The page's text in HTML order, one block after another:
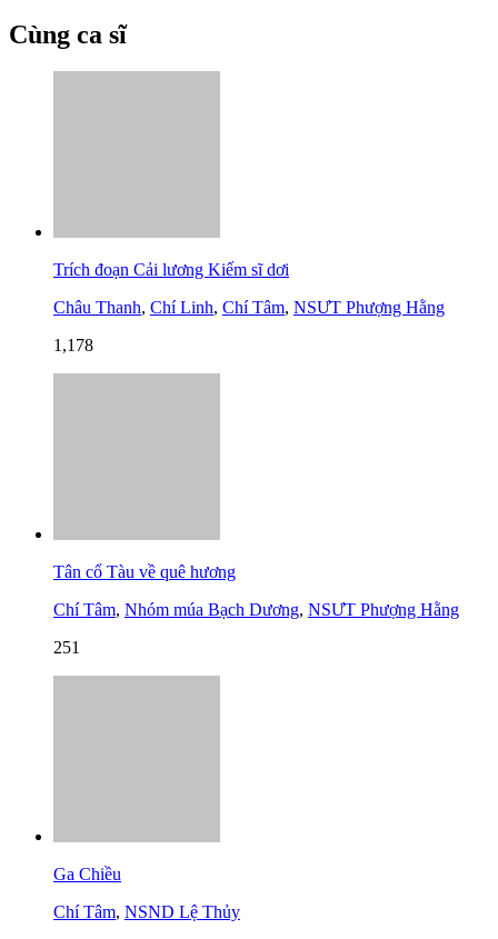
Cùng ca sĩ
Trích đoạn Cải lương Kiếm sĩ dơi
Châu Thanh, Chí Linh, Chí Tâm, NSƯT Phượng Hằng
1,178
Tân cổ Tàu về quê hương
Chí Tâm, Nhóm múa Bạch Dương, NSƯT Phượng Hằng
251
Ga Chiều
Chí Tâm, NSND Lệ Thủy